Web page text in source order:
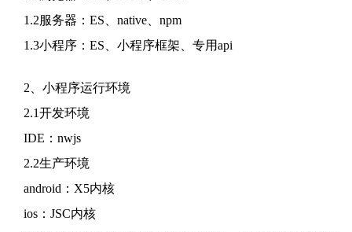
1.2服务器：ES、native、npm
1.3小程序：ES、小程序框架、专用api
2、小程序运行环境
2.1开发环境
IDE：nwjs
2.2生产环境
android：X5内核
ios：JSC内核